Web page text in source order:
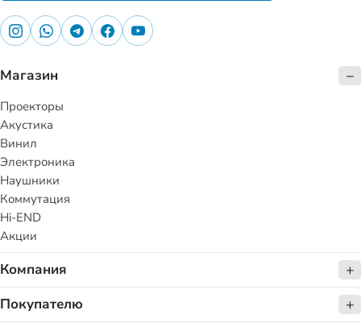
Магазин
Проекторы
Акустика
Винил
Электроника
Наушники
Коммутация
Hi-END
Акции
Компания
Покупателю